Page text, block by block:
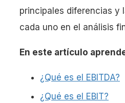
principales diferencias y
cada uno en el análisis
En este artículo
¿Qué es el EBITDA?
¿Qué es el EBIT?